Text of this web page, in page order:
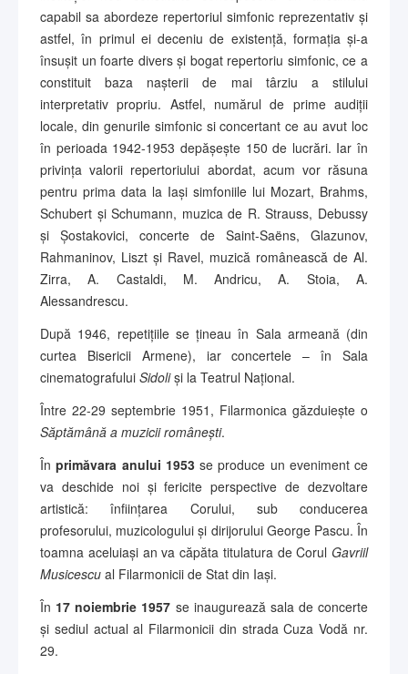
capabil sa abordeze repertoriul simfonic reprezentativ și
astfel, în primul ei deceniu de existență, formația și-a
însușit un foarte divers și bogat repertoriu simfonic, ce a
constituit baza nașterii de mai târziu a stilului
interpretativ propriu. Astfel, numărul de prime audiții
locale, din genurile simfonic si concertant ce au avut loc
în perioada 1942-1953 depășește 150 de lucrări. Iar în
privința valorii repertoriului abordat, acum vor răsuna
pentru prima data la Iași simfoniile lui Mozart, Brahms,
Schubert și Schumann, muzica de R. Strauss, Debussy
și Șostakovici, concerte de Saint-Saëns, Glazunov,
Rahmaninov, Liszt și Ravel, muzică românească de Al.
Zirra, A. Castaldi, M. Andricu, A. Stoia, A.
Alessandrescu.
După 1946, repetițiile se țineau în Sala armeană (din
curtea Bisericii Armene), iar concertele – în Sala
cinematografului Sidoliși la Teatrul Național.
Între 22-29 septembrie 1951, Filarmonica găzduiește o
Săptămână a muzicii românești.
Înprimăvara anului 1953se produce un eveniment ce
va deschide noi și fericite perspective de dezvoltare
artistică: înființarea Corului, sub conducerea
profesorului, muzicologului și dirijorului George Pascu. În
toamna aceluiași an va căpăta titulatura de Corul Gavriil
Musicescu al Filarmonicii de Stat din Iași.
În 17 noiembrie 1957 se inaugurează sala de concerte
și sediul actual al Filarmonicii din strada Cuza Vodă nr.
29.